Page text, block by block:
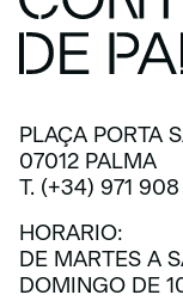
PLAÇA PORTA
07012 PALMA
T. (+34) 971
HORARIO:
DE MARTES A
DOMINGO DE